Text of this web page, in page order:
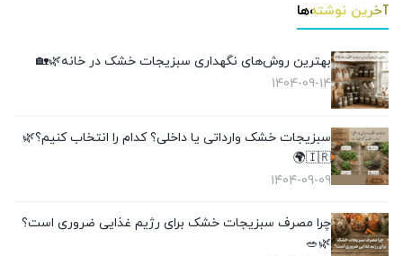
آخرین نوشته‌ها
بهترین روش‌های نگهداری سبزیجات خشک در خانه🌿🏡
1404-09-14
سبزیجات خشک وارداتی یا داخلی؟ کدام را انتخاب کنیم؟🌿
🇮🇷🌍
1404-09-09
چرا مصرف سبزیجات خشک برای رژیم غذایی ضروری است؟
🌿🥗